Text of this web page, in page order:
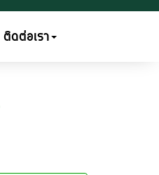
ติดต่อเรา